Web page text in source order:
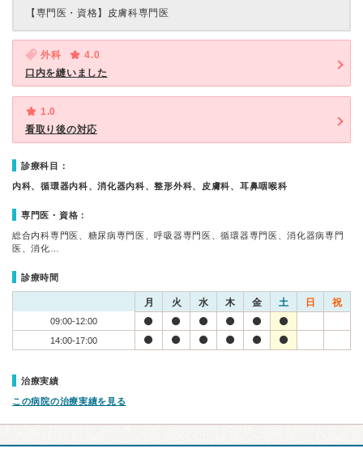
【専門医・資格】 皮膚科専門医
外科
4.0
口内を縫いました
1.0
看取り後の対応
診療科目：
内科、循環器内科、消化器内科、整形外科、皮膚科、耳鼻咽喉科
専門医・資格：
総合内科専門医、糖尿病専門医、呼吸器専門医、循環器専門医、消化器病専門
医、消化…
診療時間
月 火 水 木 金 土 日 祝
09:00-12:00
14:00-17:00
治療実績
この病院の治療実績を見る